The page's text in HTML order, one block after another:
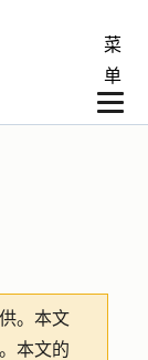
菜
单
。 本文
本文的